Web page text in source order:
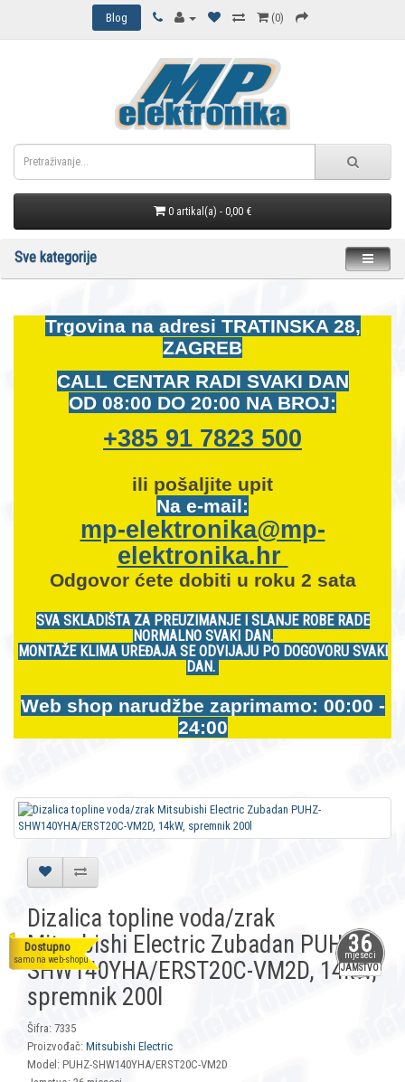
Blog (0)
0 artikal(a) - 0,00 €
Sve kategorije
Trgovina na adresi TRATINSKA 28,
ZAGREB
CALL CENTAR RADI SVAKI DAN
OD 08:00 DO 20:00 NA BROJ:
+385 91 7823 500
ili pošaljite upit
Na e-mail:
mp-elektronika@mp-
elektronika.hr
Odgovor ćete dobiti u roku 2 sata
SVA SKLADIŠTA ZA PREUZIMANJE I SLANJE ROBE RADE
NORMALNO SVAKI DAN.
MONTAŽE KLIMA UREĐAJA SE ODVIJAJU PO DOGOVORU SVAKI
DAN.
Web shop narudžbe zaprimamo: 00:00 -
24:00
36
mjeseci
JAMSTVO
Dostupno
samo na web-shopu
Dizalica topline voda/zrak
Mitsubishi Electric Zubadan PUHZ-
SHW140YHA/ERST20C-VM2D, 14kW,
spremnik 200l
Šifra: 7335
Proizvođač: Mitsubishi Electric
Model: PUHZ-SHW140YHA/ERST20C-VM2D